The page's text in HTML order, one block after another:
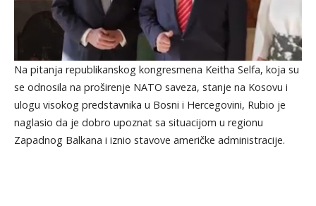
Na pitanja republikanskog kongresmena Keitha Selfa, koja su
se odnosila na proširenje NATO saveza, stanje na Kosovu i
ulogu visokog predstavnika u Bosni i Hercegovini, Rubio je
naglasio da je dobro upoznat sa situacijom u regionu
Zapadnog Balkana i iznio stavove američke administracije.